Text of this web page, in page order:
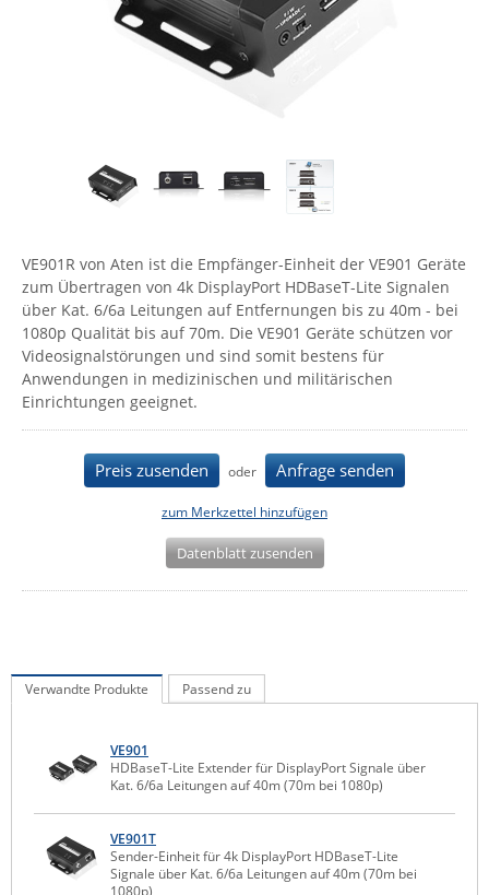
Energiemessung
Energieverteilung
IP, WLAN & GSM Sensorik
IoT - Internet of Things
IPC, Industrielle Netzwerktechnik & WLAN
Wi-Fi - WLAN - Wireless
Serverräume
RMA / Rücksendung / Support
Comet System
Fokus Technologies
Gefen
Gude
Guntermann & Drunck
High Sec Labs
Kerlink
Legrand
Milesight
Netio
Panorama Antennas
VE901R von Aten ist die Empfänger-Einheit der VE901 Geräte
zum Übertragen von 4k DisplayPort HDBaseT-Lite Signalen
über Kat. 6/6a Leitungen auf Entfernungen bis zu 40m - bei
1080p Qualität bis auf 70m. Die VE901 Geräte schützen vor
Videosignalstörungen und sind somit bestens für
Anwendungen in medizinischen und militärischen
Einrichtungen geeignet.
Preis zusenden oder Anfrage senden
zum Merkzettel hinzufügen
Datenblatt zusenden
Verwandte Produkte Passend zu
VE901
HDBaseT-Lite Extender für DisplayPort Signale über
Kat. 6/6a Leitungen auf 40m (70m bei 1080p)
VE901T
Sender-Einheit für 4k DisplayPort HDBaseT-Lite
Signale über Kat. 6/6a Leitungen auf 40m (70m bei
1080p)